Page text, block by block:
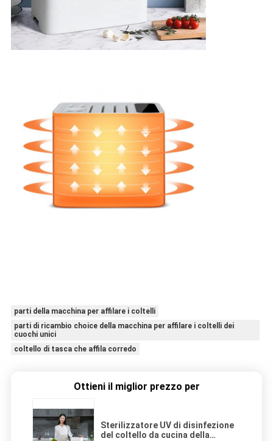
parti della macchina per affilare i coltelli
parti di ricambio choice della macchina per affilare i coltelli dei
cuochi unici
coltello di tasca che affila corredo
Ottieni il miglior prezzo per
Sterilizzatore UV di disinfezione
del coltello da cucina della